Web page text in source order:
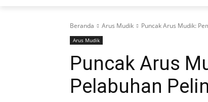
Beranda Arus Mudik Puncak Arus Mudik:
Arus Mudik
Puncak Arus
Pelabuhan